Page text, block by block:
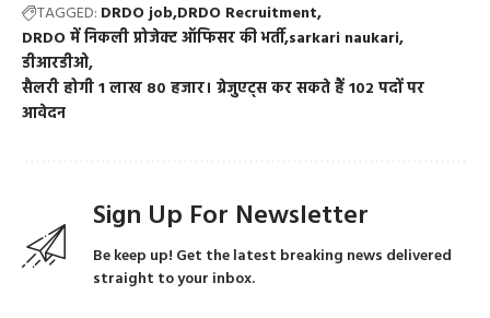
TAGGED: DRDO job DRDO Recruitment
DRDO में निकली प्रोजेक्ट ऑफिसर की भर्ती sarkari naukari
डीआरडीओ
सैलरी होगी 1 लाख 80 हजार। ग्रेजुएट्स कर सकते हैं 102 पदों पर
आवेदन
Sign Up For Newsletter
Be keep up! Get the latest breaking news delivered
straight to your inbox.